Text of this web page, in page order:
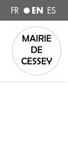
FR EN ES